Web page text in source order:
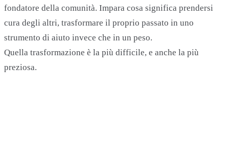
fondatore della comunità. Impara cosa significa prendersi
cura degli altri, trasformare il proprio passato in uno
strumento di aiuto invece che in un peso.
Quella trasformazione è la più difficile, e anche la più
preziosa.